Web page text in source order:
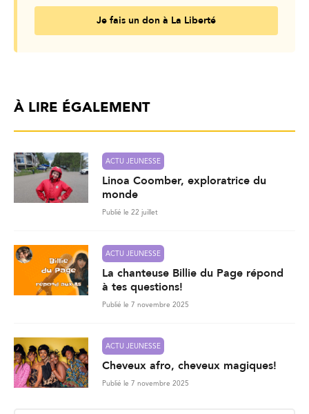
Je fais un don à La Liberté
À LIRE ÉGALEMENT
ACTU JEUNESSE
Linoa Coomber, exploratrice du
monde
Publié le 22 juillet
ACTU JEUNESSE
La chanteuse Billie du Page répond
à tes questions!
Publié le 7 novembre 2025
ACTU JEUNESSE
Cheveux afro, cheveux magiques!
Publié le 7 novembre 2025